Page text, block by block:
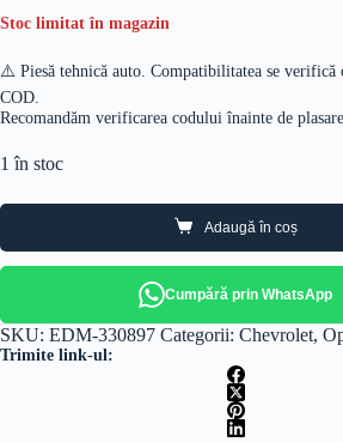
Stoc limitat în magazin
⚠️ Piesă tehnică auto. Compatibilitatea se verifică
COD.
Recomandăm verificarea codului înainte de
1 în stoc
Adaugă în coș
Cumpără prin WhatsApp
SKU: EDM-330897 Categorii: Chevrolet,
Trimite link-ul: